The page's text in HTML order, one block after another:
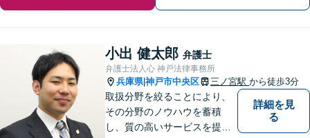
小出 健太郎 弁護士
弁護士法人心 神戸法律事務所
兵庫県|神戸市中央区 三ノ宮駅 から徒歩3分
取扱分野を絞ることにより、
その分野のノウハウを蓄積
し、質の高いサービスを提供
詳細を見
る